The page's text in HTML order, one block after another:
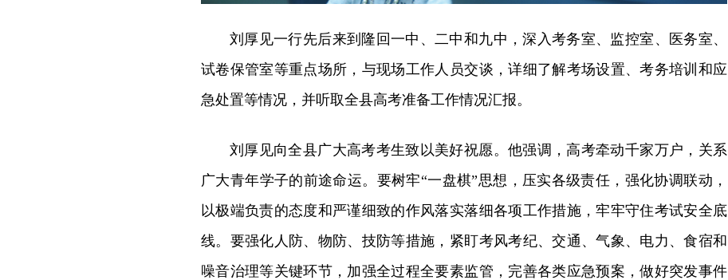
刘厚见一行先后来到隆回一中、二中和九中，深入考务室、监控室、医务室、
试卷保管室等重点场所，与现场工作人员交谈，详细了解考场设置、考务培训和应
急处置等情况，并听取全县高考准备工作情况汇报。
刘厚见向全县广大高考考生致以美好祝愿。他强调，高考牵动千家万户，关系
广大青年学子的前途命运。要树牢“一盘棋”思想，压实各级责任，强化协调联动，
以极端负责的态度和严谨细致的作风落实落细各项工作措施，牢牢守住考试安全底
线。要强化人防、物防、技防等措施，紧盯考风考纪、交通、气象、电力、食宿和
噪音治理等关键环节，加强全过程全要素监管，完善各类应急预案，做好突发事件